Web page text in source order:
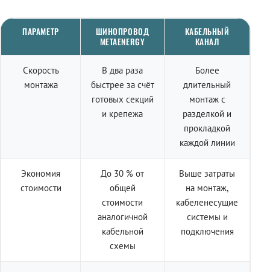
ПАРАМЕТР
ШИНОПРОВОД
METAENERGY
КАБЕЛЬНЫЙ
КАНАЛ
Скорость
монтажа
В два раза
быстрее за счёт
готовых секций
и крепежа
Более
длительный
монтаж с
разделкой и
прокладкой
каждой линии
Экономия
стоимости
До 30 % от
общей
стоимости
аналогичной
кабельной
схемы
Выше затраты
на монтаж,
кабеленесущие
системы и
подключения